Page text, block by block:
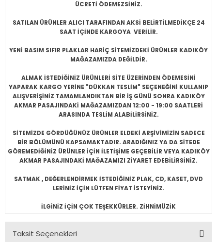
ÜCRETİ ÖDEMEZSİNİZ.
SATILAN ÜRÜNLER ALICI TARAFINDAN AKSİ BELİRTİLMEDİKÇE 24
SAAT İÇİNDE KARGOYA VERİLİR.
YENİ BASIM SIFIR PLAKLAR HARİÇ SİTEMİZDEKİ ÜRÜNLER KADIKÖY
MAĞAZAMIZDA DEĞİLDİR.
ALMAK İSTEDİĞİNİZ ÜRÜNLERİ SİTE ÜZERİNDEN ÖDEMESİNİ
YAPARAK KARGO YERİNE "DÜKKAN TESLİM" SEÇENEĞİNİ KULLANIP
ALIŞVERİŞİNİZ TAMAMLANDIKTAN BİR İŞ GÜNÜ SONRA KADIKÖY
AKMAR PASAJINDAKİ MAĞAZAMIZDAN 12:00 - 19:00 SAATLERİ
ARASINDA TESLİM ALABİLİRSİNİZ.
SİTEMİZDE GÖRDÜĞÜNÜZ ÜRÜNLER ELDEKİ ARŞİVİMİZİN SADECE
BİR BÖLÜMÜNÜ KAPSAMAKTADIR. ARADIĞINIZ YA DA SİTEDE
GÖREMEDİĞİNİZ ÜRÜNLER İÇİN İLETİŞİME GEÇEBİLİR VEYA KADIKÖY
AKMAR PASAJINDAKİ MAĞAZAMIZI ZİYARET EDEBİLİRSİNİZ.
SATMAK , DEĞERLENDİRMEK İSTEDİĞİNİZ PLAK, CD, KASET, DVD
LERİNİZ İÇİN LÜTFEN FİYAT İSTEYİNİZ.
İLGİNİZ İÇİN ÇOK TEŞEKKÜRLER. ZİHNİMÜZİK
Taksit Seçenekleri